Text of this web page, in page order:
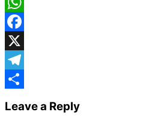
WhatsApp
Facebook
X
Telegram
Leave a Reply